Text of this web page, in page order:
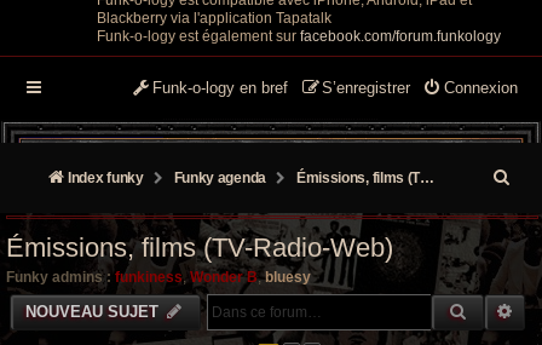
Blackberry via l'application Tapatalk
Funk-o-logy est également sur facebook.com/forum.funkology
Connexion
S’enregistrer
Funk-o-logy en bref
Index funky Funky agenda Émissions, films (TV-Radio-Web)
e
h
Émissions, films (TV-Radio-Web)
Funky admins : funkiness, Wonder B,bluesy
NOUVEAU SUJET